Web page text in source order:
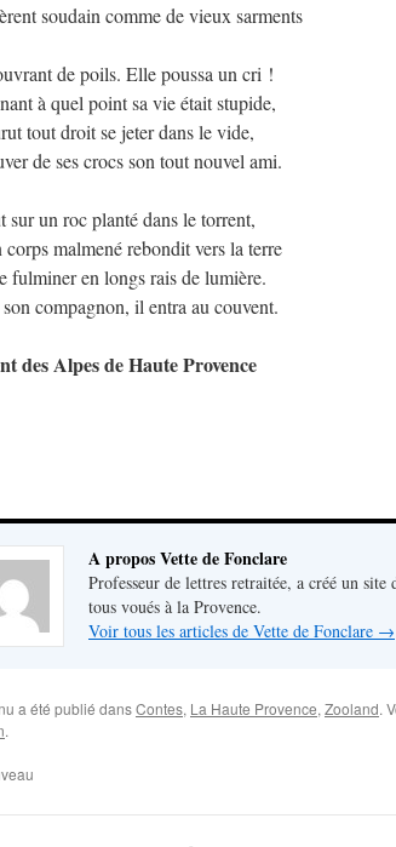
soudain comme de vieux sarments
de poils. Elle poussa un cri !
à quel point sa vie était stupide,
tout droit se jeter dans le vide,
de ses crocs son tout nouvel ami.
sur un roc planté dans le torrent,
corps malmené rebondit vers la terre
fulminer en longs rais de lumière.
compagnon, il entra au couvent.
des Alpes de Haute Provence
A propos Vette de Fonclare
Professeur de lettres retraitée, a créé un
tous voués à la Provence.
Voir tous les articles de Vette de Fonclare →
a été publié dansContes, La Haute Provence, Zooland.
.